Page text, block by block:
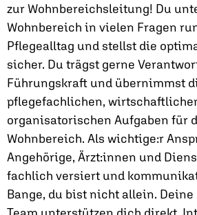
zur Wohnbereichsleitung! Du
Wohnbereich in vielen Fragen
Pflegealltag und stellst die
sicher. Du trägst gerne
Führungskraft und übernimmst
pflegefachlichen,
organisatorischen Aufgaben für
Wohnbereich. Als wichtige:r
Angehörige, Ärzt:innen und
fachlich versiert und
Bange, du bist nicht allein. Deine